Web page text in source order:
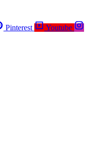
Pinterest
Youtube